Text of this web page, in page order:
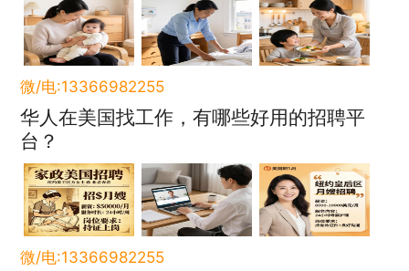
微/电:13366982255
华人在美国找工作，有哪些好用的招聘平
台？
微/电:13366982255